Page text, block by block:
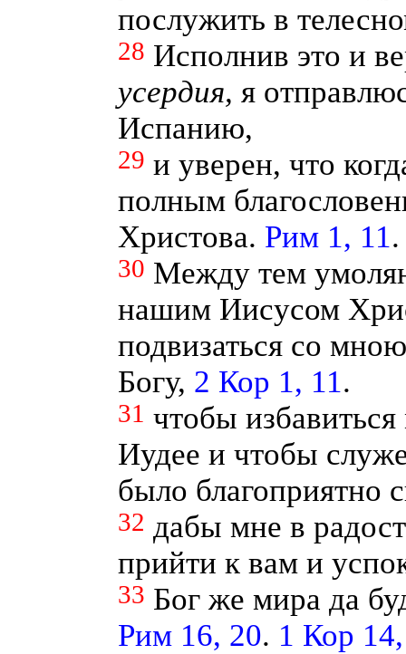
послужить в
28 Исполнив это и
усердия, я
Испанию,
29 и уверен, что
полным
Христова. Рим 1, 11.
30 Между тем
нашим Иисусом
подвизаться со
Богу, 2 Кор 1, 11.
31 чтобы
Иудее и чтобы
было благоприятно
32 дабы мне в
прийти к вам и
33 Бог же мира да
Рим 16, 20. 1 Кор